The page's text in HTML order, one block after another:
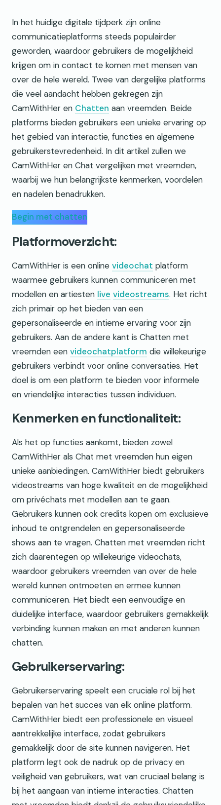
In het huidige digitale tijdperk zijn online
communicatieplatforms steeds populairder
geworden, waardoor gebruikers de mogelijkheid
krijgen om in contact te komen met mensen van
over de hele wereld. Twee van dergelijke platforms
die veel aandacht hebben gekregen zijn
CamWithHer en Chatten aan vreemden. Beide
platforms bieden gebruikers een unieke ervaring op
het gebied van interactie, functies en algemene
gebruikerstevredenheid. In dit artikel zullen we
CamWithHer en Chat vergelijken met vreemden,
waarbij we hun belangrijkste kenmerken, voordelen
en nadelen benadrukken.
Begin met chatten
Platformoverzicht:
CamWithHer is een online videochat platform
waarmee gebruikers kunnen communiceren met
modellen en artiesten live videostreams. Het richt
zich primair op het bieden van een
gepersonaliseerde en intieme ervaring voor zijn
gebruikers. Aan de andere kant is Chatten met
vreemden een videochatplatform die willekeurige
gebruikers verbindt voor online conversaties. Het
doel is om een platform te bieden voor informele
en vriendelijke interacties tussen individuen.
Kenmerken en functionaliteit:
Als het op functies aankomt, bieden zowel
CamWithHer als Chat met vreemden hun eigen
unieke aanbiedingen. CamWithHer biedt gebruikers
videostreams van hoge kwaliteit en de mogelijkheid
om privéchats met modellen aan te gaan.
Gebruikers kunnen ook credits kopen om exclusieve
inhoud te ontgrendelen en gepersonaliseerde
shows aan te vragen. Chatten met vreemden richt
zich daarentegen op willekeurige videochats,
waardoor gebruikers vreemden van over de hele
wereld kunnen ontmoeten en ermee kunnen
communiceren. Het biedt een eenvoudige en
duidelijke interface, waardoor gebruikers gemakkelijk
verbinding kunnen maken en met anderen kunnen
chatten.
Gebruikerservaring:
Gebruikerservaring speelt een cruciale rol bij het
bepalen van het succes van elk online platform.
CamWithHer biedt een professionele en visueel
aantrekkelijke interface, zodat gebruikers
gemakkelijk door de site kunnen navigeren. Het
platform legt ook de nadruk op de privacy en
veiligheid van gebruikers, wat van cruciaal belang is
bij het aangaan van intieme interacties. Chatten